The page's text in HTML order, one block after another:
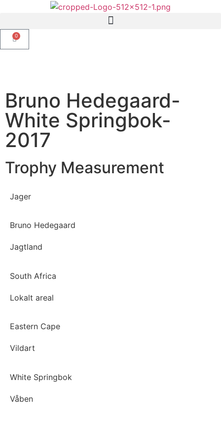
0
Bruno Hedegaard-
White Springbok-
2017
Trophy Measurement
Jager
Bruno Hedegaard
Jagtland
South Africa
Lokalt areal
Eastern Cape
Vildart
White Springbok
Våben